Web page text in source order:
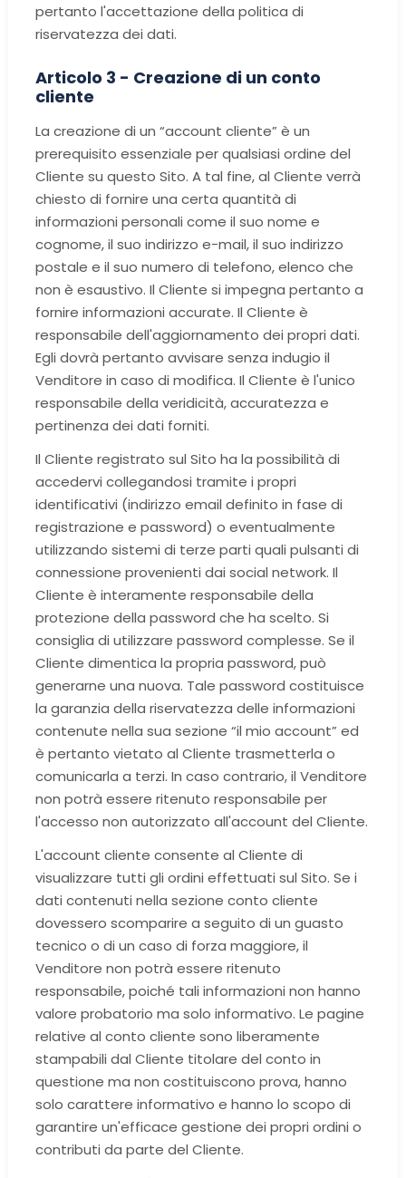
pertanto l'accettazione della politica di
riservatezza dei dati.
Articolo 3 - Creazione di un conto
cliente
La creazione di un “account cliente” è un
prerequisito essenziale per qualsiasi ordine del
Cliente su questo Sito. A tal fine, al Cliente verrà
chiesto di fornire una certa quantità di
informazioni personali come il suo nome e
cognome, il suo indirizzo e-mail, il suo indirizzo
postale e il suo numero di telefono, elenco che
non è esaustivo. Il Cliente si impegna pertanto a
fornire informazioni accurate. Il Cliente è
responsabile dell'aggiornamento dei propri dati.
Egli dovrà pertanto avvisare senza indugio il
Venditore in caso di modifica. Il Cliente è l'unico
responsabile della veridicità, accuratezza e
pertinenza dei dati forniti.
Il Cliente registrato sul Sito ha la possibilità di
accedervi collegandosi tramite i propri
identificativi (indirizzo email definito in fase di
registrazione e password) o eventualmente
utilizzando sistemi di terze parti quali pulsanti di
connessione provenienti dai social network. Il
Cliente è interamente responsabile della
protezione della password che ha scelto. Si
consiglia di utilizzare password complesse. Se il
Cliente dimentica la propria password, può
generarne una nuova. Tale password costituisce
la garanzia della riservatezza delle informazioni
contenute nella sua sezione “il mio account” ed
è pertanto vietato al Cliente trasmetterla o
comunicarla a terzi. In caso contrario, il Venditore
non potrà essere ritenuto responsabile per
l'accesso non autorizzato all'account del Cliente.
L'account cliente consente al Cliente di
visualizzare tutti gli ordini effettuati sul Sito. Se i
dati contenuti nella sezione conto cliente
dovessero scomparire a seguito di un guasto
tecnico o di un caso di forza maggiore, il
Venditore non potrà essere ritenuto
responsabile, poiché tali informazioni non hanno
valore probatorio ma solo informativo. Le pagine
relative al conto cliente sono liberamente
stampabili dal Cliente titolare del conto in
questione ma non costituiscono prova, hanno
solo carattere informativo e hanno lo scopo di
garantire un'efficace gestione dei propri ordini o
contributi da parte del Cliente.